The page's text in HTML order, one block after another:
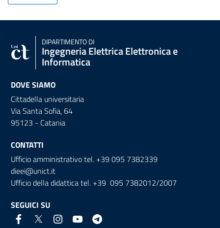
DIPARTIMENTO DI
Ingegneria Elettrica Elettronica e
Informatica
DOVE SIAMO
Cittadella universitaria
Via Santa Sofia, 64
95123 - Catania
CONTATTI
Ufficio amministrativo tel. +39 095 7382339
dieei@unict.it
Ufficio della didattica tel. +39 095 7382012/2007
SEGUICI SU